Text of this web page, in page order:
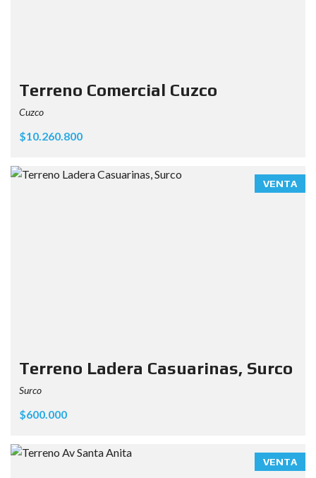
Terreno Comercial Cuzco
Cuzco
$10.260.800
VENTA
Terreno Ladera Casuarinas, Surco
Surco
$600.000
VENTA